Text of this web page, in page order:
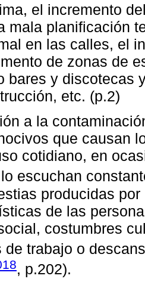
el incremento
mala planificación
en las calles, el
de zonas de
bares y discotecas
etc. (p.2)
a la
que causan
cotidiano, en
escuchan
producidas
de las
costumbres
de trabajo o
, p.202).